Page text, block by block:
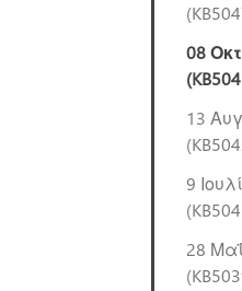
08
13
9
28